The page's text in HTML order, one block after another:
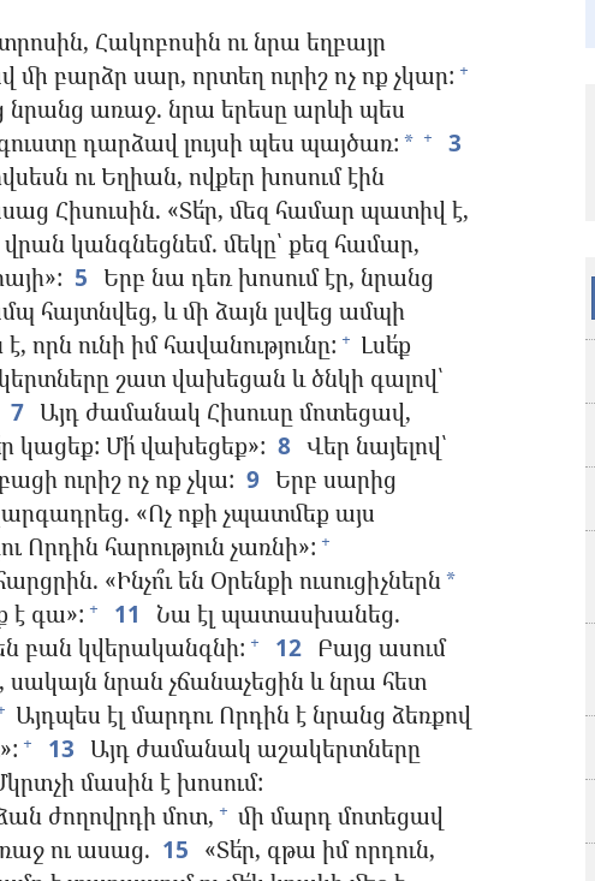
Հակոբոսին ու նրա եղբայր
բարձր սար, որտեղ ուրիշ ոչ ոք չկար: +
նրանց առաջ. նրա երեսը արևի պես
դարձավ լույսի պես պայծառ: * +
3
ու Եղիան, ովքեր խոսում էին
Հիսուսին. «Տե՛ր, մեզ համար պատիվ է,
վրան կանգնեցնեմ. մեկը՝ քեզ համար,
5 Երբ նա դեռ խոսում էր, նրանց
հայտնվեց, և մի ձայն լսվեց ամպի
որն ունի իմ հավանությունը: + Լսե՛ք
շատ վախեցան և ծնկի գալով՝
7 Այդ ժամանակ Հիսուսը մոտեցավ,
կացեք: Մի՛ վախեցեք»: 8 Վեր նայելով՝
ուրիշ ոչ ոք չկա: 9 Երբ սարից
«Ոչ ոքի չպատմեք այս
Որդին հարություն չառնի»: +
«Ինչո՞ւ են Օրենքի ուսուցիչներն*
է գա»: + 11 Նա էլ պատասխանեց.
բան կվերականգնի: + 12 Բայց ասում
սակայն նրան չճանաչեցին և նրա հետ
Այդպես էլ մարդու Որդին է նրանց ձեռքով
+ 13 Այդ ժամանակ աշակերտները
մասին է խոսում:
ժողովրդի մոտ, + մի մարդ մոտեցավ
ու ասաց. 15 «Տե՛ր, գթա իմ որդուն,